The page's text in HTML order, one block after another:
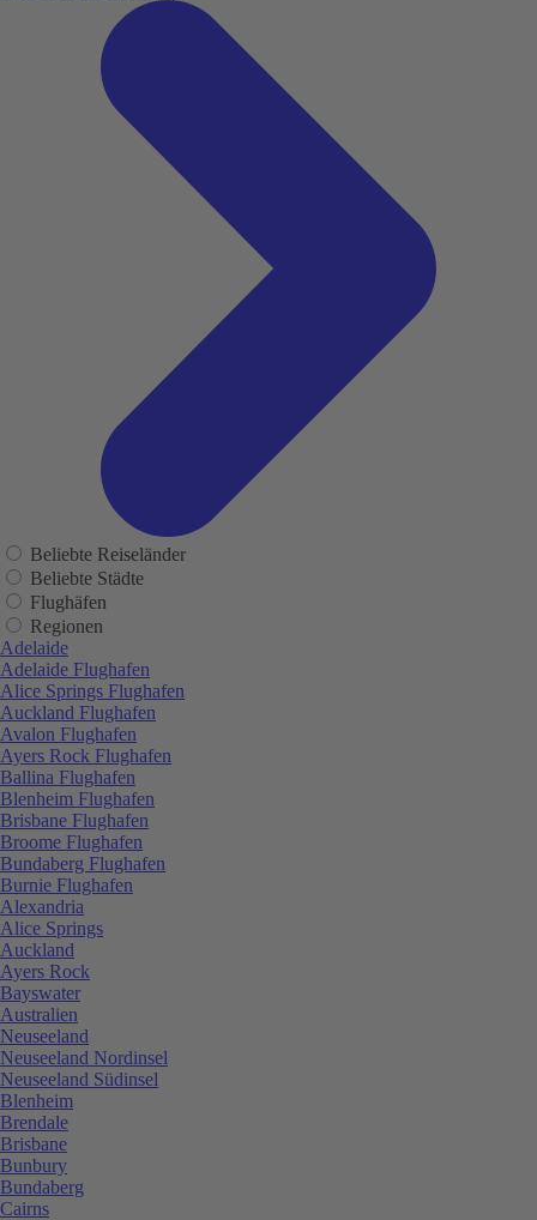
Beliebte Reiseländer
Beliebte Städte
Flughäfen
Regionen
Adelaide
Adelaide Flughafen
Alice Springs Flughafen
Auckland Flughafen
Avalon Flughafen
Ayers Rock Flughafen
Ballina Flughafen
Blenheim Flughafen
Brisbane Flughafen
Broome Flughafen
Bundaberg Flughafen
Burnie Flughafen
Alexandria
Alice Springs
Auckland
Ayers Rock
Bayswater
Australien
Neuseeland
Neuseeland Nordinsel
Neuseeland Südinsel
Blenheim
Brendale
Brisbane
Bunbury
Bundaberg
Cairns